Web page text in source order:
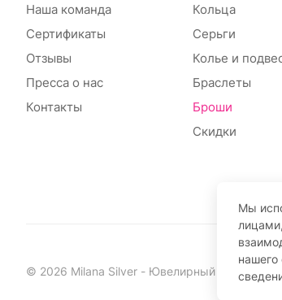
Наша команда
Сертификаты
Отзывы
Пресса о нас
Контакты
Кольца
Серьги
Колье и
Браслеты
Броши
Скидки
© 2026 Milana Silver - Ювелирный интернет-
Мы
нашего